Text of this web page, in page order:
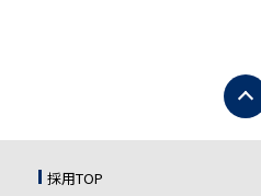
採用TOP